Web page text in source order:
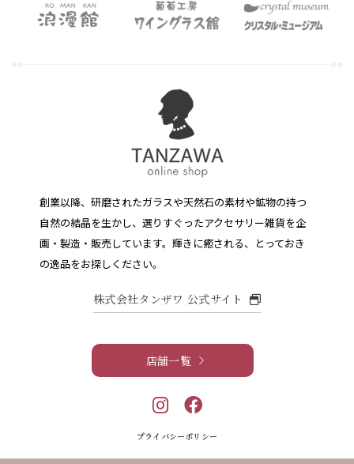
創業以降、研磨されたガラスや天然石の素材や鉱物の持つ
自然の結晶を生かし、選りすぐったアクセサリー雑貨を企
画・製造・販売しています。 輝きに癒される、とっておき
の逸品をお探しください。
株式会社タンザワ 公式サイト
店舗一覧
プライバシーポリシー